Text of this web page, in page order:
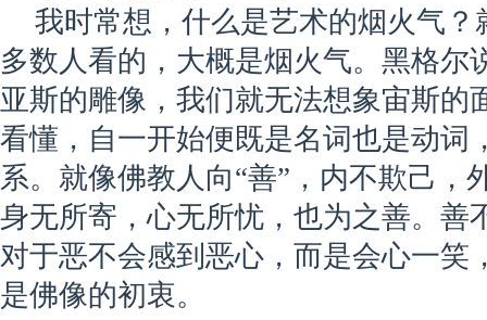
我时常想，什么是艺术的烟火气？
多数人看的，大概是烟火气。黑格尔
亚斯的雕像，我们就无法想象宙斯的
看懂，自一开始便既是名词也是动词
系。就像佛教人向“善”，内不欺己，
身无所寄，心无所忧，也为之善。善
对于恶不会感到恶心，而是会心一笑
是佛像的初衷。